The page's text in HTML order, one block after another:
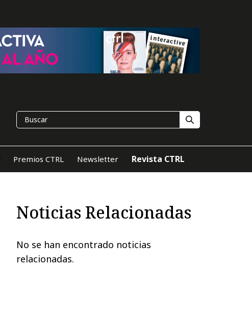
Premios CTRL Newsletter Revista CTRL
Noticias Relacionadas
No se han encontrado noticias
relacionadas.